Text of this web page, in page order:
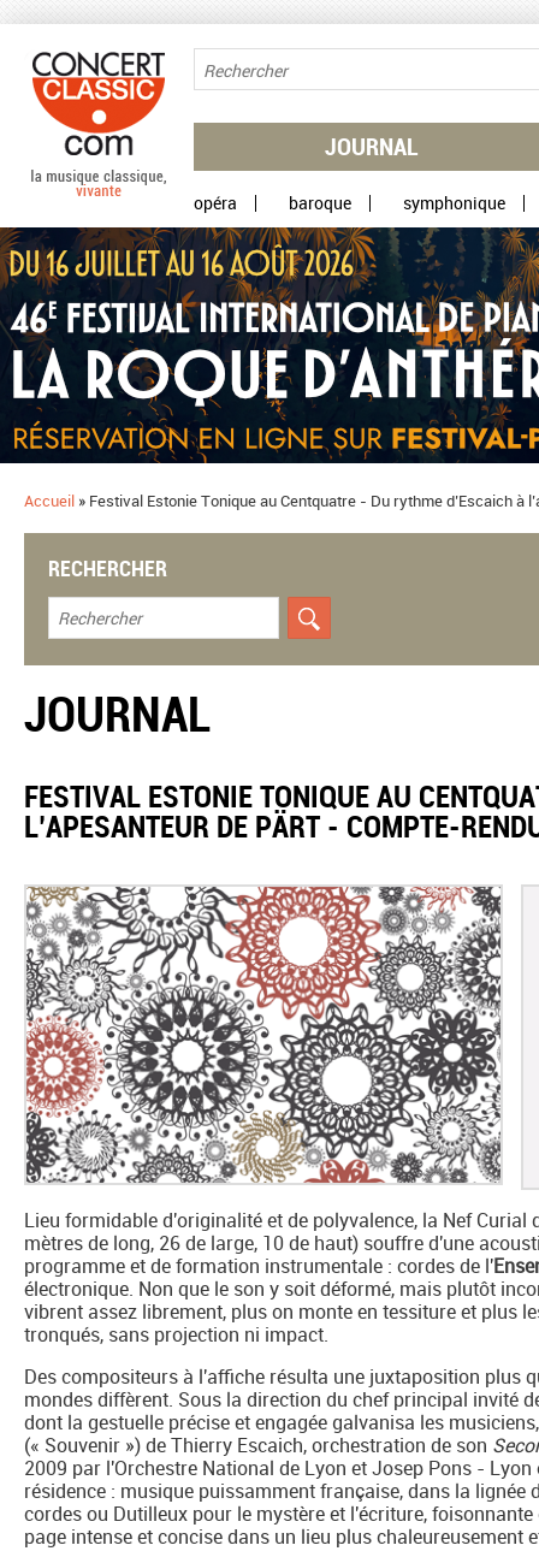
JOURNAL
opéra baroque symphonique
Accueil » Festival Estonie Tonique au Centquatre - Du rythme d’Escaich à
RECHERCHER
JOURNAL
FESTIVAL ESTONIE TONIQUE AU
L’APESANTEUR DE PÄRT - COMPTE-
Lieu formidable d'originalité et de polyvalence, la Nef
mètres de long, 26 de large, 10 de haut) souffre d'une
programme et de formation instrumentale : cordes de l'
électronique. Non que le son y soit déformé, mais plutôt
vibrent assez librement, plus on monte en tessiture et plus
tronqués, sans projection ni impact.
Des compositeurs à l'affiche résulta une juxtaposition plus
mondes diffèrent. Sous la direction du chef principal invité
dont la gestuelle précise et engagée galvanisa les
(« Souvenir ») de Thierry Escaich, orchestration de son
2009 par l'Orchestre National de Lyon et Josep Pons -
résidence : musique puissamment française, dans la
cordes ou Dutilleux pour le mystère et l'écriture,
page intense et concise dans un lieu plus chaleureusement